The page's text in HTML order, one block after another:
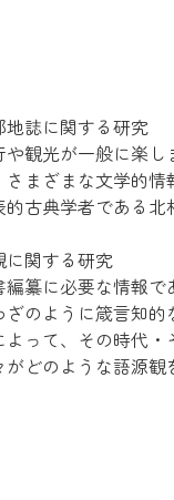
誌に関する研究
観光が一般に楽
さまざまな文学的
古典学者である北
に関する研究
纂に必要な情報
のように箴言知
よって、その時代
がどのような語源